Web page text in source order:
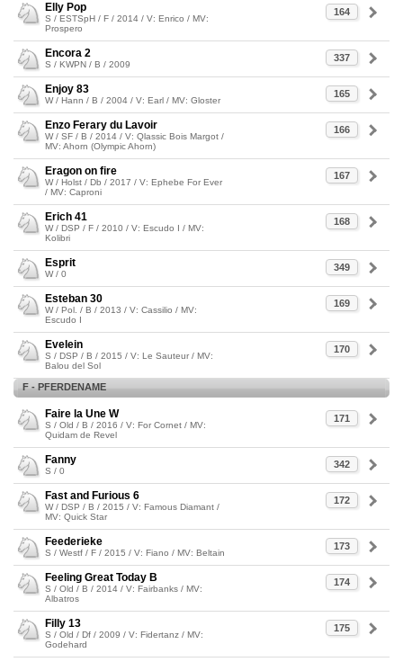
164
Elly Pop
S / ESTSpH / F / 2014 / V: Enrico / MV:
Prospero
337
Encora 2
S / KWPN / B / 2009
165
Enjoy 83
W / Hann / B / 2004 / V: Earl / MV: Gloster
166
Enzo Ferary du Lavoir
W / SF / B / 2014 / V: Qlassic Bois Margot /
MV: Ahorn (Olympic Ahorn)
167
Eragon on fire
W / Holst / Db / 2017 / V: Ephebe For Ever
/ MV: Caproni
168
Erich 41
W / DSP / F / 2010 / V: Escudo I / MV:
Kolibri
349
Esprit
W / 0
169
Esteban 30
W / Pol. / B / 2013 / V: Cassilio / MV:
Escudo I
170
Evelein
S / DSP / B / 2015 / V: Le Sauteur / MV:
Balou del Sol
F - PFERDENAME
171
Faire la Une W
S / Old / B / 2016 / V: For Cornet / MV:
Quidam de Revel
342
Fanny
S / 0
172
Fast and Furious 6
W / DSP / B / 2015 / V: Famous Diamant /
MV: Quick Star
173
Feederieke
S / Westf / F / 2015 / V: Fiano / MV: Beltain
174
Feeling Great Today B
S / Old / B / 2014 / V: Fairbanks / MV:
Albatros
175
Filly 13
S / Old / Df / 2009 / V: Fidertanz / MV:
Godehard